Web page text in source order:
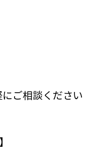
ご相談ください
】